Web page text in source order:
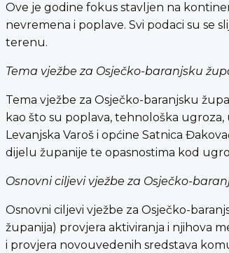
Ove je godine fokus stavljen na
nevremena i poplave. Svi podaci su se
terenu.
Tema vježbe za Osječko-baranjsku
Tema vježbe za Osječko-baranjsku
kao što su poplava, tehnološka
Levanjska Varoš i općine Satnica
dijelu županije te opasnostima kod
Osnovni ciljevi vježbe za Osječko-
Osnovni ciljevi vježbe za Osječko-
županija) provjera aktiviranja i njihova
i provjera novouvedenih sredstava